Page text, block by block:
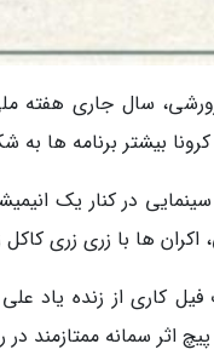
سال جاری
بیشتر برنامه ها
در کنار یک
با زری زری کاکل زری به